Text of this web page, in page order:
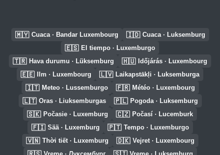
🇲🇾 Cuaca · Bandar Luxembourg 🇮🇩 Cuaca · Luksemburg
🇪🇸 El tiempo · Luxemburgo
🇹🇷 Hava durumu · Lüksemburg 🇭🇺 Időjárás · Luxembourg
🇪🇪 Ilm · Luxembourg 🇱🇻 Laikapstākļi · Luksemburga
🇮🇹 Meteo · Lussemburgo 🇫🇷 Météo · Luxembourg
🇱🇹 Oras · Liuksemburgas 🇵🇱 Pogoda · Luksemburg
🇸🇰 Počasie · Luxemburg 🇨🇿 Počasí · Lucemburk
🇫🇮 Sää · Luxemburg 🇵🇹 Tempo · Luxemburgo
🇻🇳 Thời tiết · Luxemburg 🇩🇰 Vejret · Luxembourg